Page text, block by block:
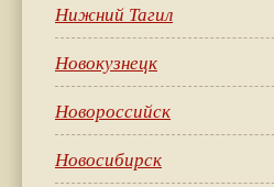
Нижний Тагил
Новокузнецк
Новороссийск
Новосибирск